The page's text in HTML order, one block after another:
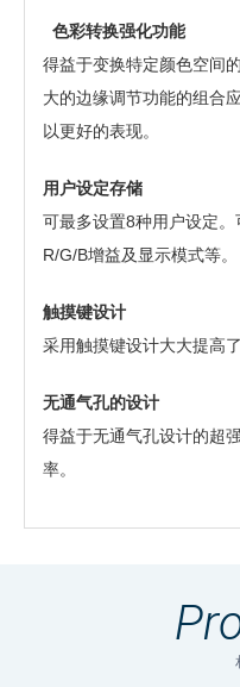
色彩转换强化功能
得益于变换特定颜色空间
大的边缘调节功能的组合
以更好的表现。
用户设定存储
可最多设置8种用户设定。
R/G/B增益及显示模式等。
触摸键设计
采用触摸键设计大大提高
无通气孔的设计
得益于无通气孔设计的超
率。
26英寸
点击右下角按钮下载。